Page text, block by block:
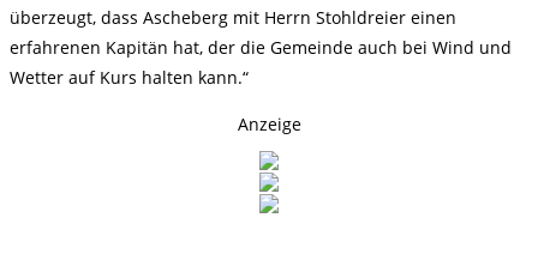
überzeugt, dass Ascheberg mit Herrn Stohldreier einen
erfahrenen Kapitän hat, der die Gemeinde auch bei Wind und
Wetter auf Kurs halten kann.“
Anzeige